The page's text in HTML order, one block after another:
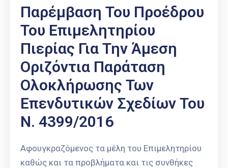
Παρέμβαση Του Προέδρου
Του Επιμελητηρίου
Πιερίας Για Την Άμεση
Οριζόντια Παράταση
Ολοκλήρωσης Των
Επενδυτικών Σχεδίων Του
Ν. 4399/2016
Αφουγκραζόμενος τα μέλη του Επιμελητηρίου
καθώς και τα προβλήματα και τις συνθήκες